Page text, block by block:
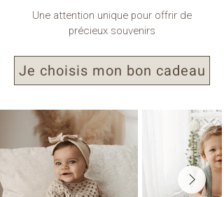
Une attention unique pour offrir de
précieux souvenirs
Je choisis mon bon cadeau